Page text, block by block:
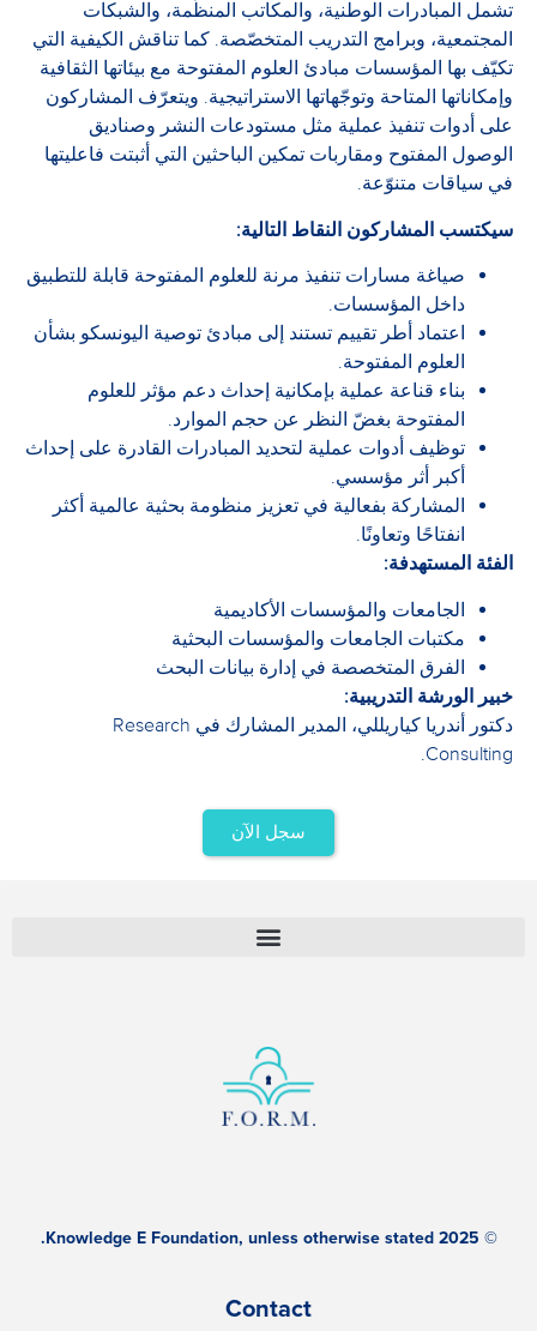
تشمل المبادرات الوطنية، والمكاتب المنظّمة، والشبكات
المجتمعية، وبرامج التدريب المتخصّصة. كما تناقش الكيفية التي
تكيّف بها المؤسسات مبادئ العلوم المفتوحة مع بيئاتها الثقافية
وإمكاناتها المتاحة وتوجّهاتها الاستراتيجية. ويتعرّف المشاركون
على أدوات تنفيذ عملية مثل مستودعات النشر وصناديق
الوصول المفتوح ومقاربات تمكين الباحثين التي أثبتت فاعليتها
في سياقات متنوّعة.
سيكتسب المشاركون النقاط التالية:
صياغة مسارات تنفيذ مرنة للعلوم المفتوحة قابلة للتطبيق
داخل المؤسسات.
اعتماد أطر تقييم تستند إلى مبادئ توصية اليونسكو بشأن
العلوم المفتوحة.
بناء قناعة عملية بإمكانية إحداث دعم مؤثر للعلوم
المفتوحة بغضّ النظر عن حجم الموارد.
توظيف أدوات عملية لتحديد المبادرات القادرة على إحداث
أكبر أثر مؤسسي.
المشاركة بفعالية في تعزيز منظومة بحثية عالمية أكثر
انفتاحًا وتعاونًا.
الفئة المستهدفة:
الجامعات والمؤسسات الأكاديمية
مكتبات الجامعات والمؤسسات البحثية
الفرق المتخصصة في إدارة بيانات البحث
خبير الورشة التدريبية:
دكتور أندريا كياريللي، المدير المشارك في Research
Consulting.
سجل الآن
© 2025 Knowledge E Foundation, unless otherwise stated.
Contact